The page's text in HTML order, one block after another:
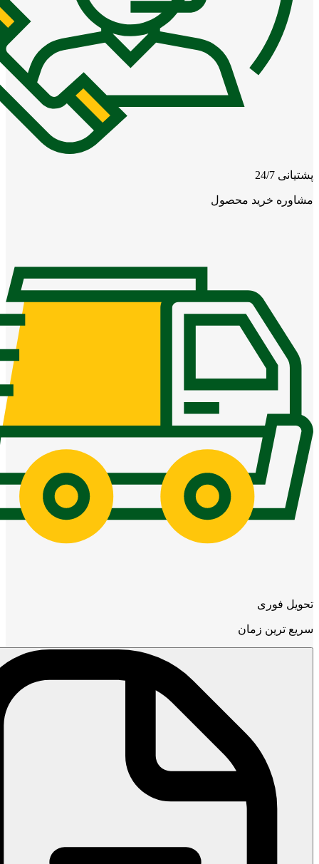
پشتیانی 24/7
مشاوره خرید محصول
تحویل فوری
سریع ترین زمان